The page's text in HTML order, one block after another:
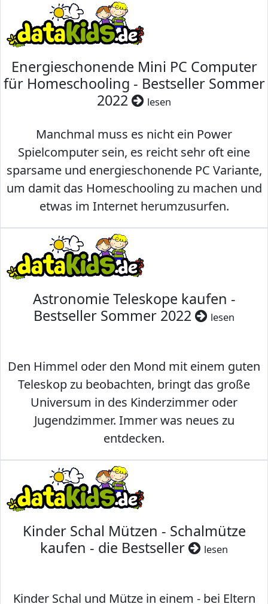
Energieschonende Mini PC Computer
für Homeschooling - Bestseller Sommer
2022
lesen
Manchmal muss es nicht ein Power
Spielcomputer sein, es reicht sehr oft eine
sparsame und energieschonende PC Variante,
um damit das Homeschooling zu machen und
etwas im Internet herumzusurfen.
Astronomie Teleskope kaufen -
Bestseller Sommer 2022
lesen
Den Himmel oder den Mond mit einem guten
Teleskop zu beobachten, bringt das große
Universum in des Kinderzimmer oder
Jugendzimmer. Immer was neues zu
entdecken.
Kinder Schal Mützen - Schalmütze
kaufen - die Bestseller
lesen
Kinder Schal und Mütze in einem - bei Eltern